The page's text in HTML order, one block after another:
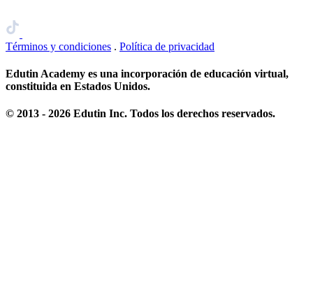
Términos y condiciones . Política de privacidad
Edutin Academy es una incorporación de educación virtual,
constituida en Estados Unidos.
© 2013 - 2026 Edutin Inc. Todos los derechos reservados.